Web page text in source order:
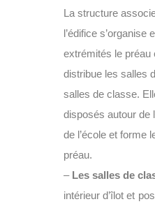
La structure
l’édifice
extrémités le préau
distribue les salles
salles de classe.
disposés autour de
de l’école et forme
préau.
– Les salles de
intérieur d’îlot et